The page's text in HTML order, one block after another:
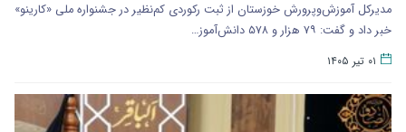
مدیرکل آموزش‌وپرورش خوزستان از ثبت رکوردی کم‌نظیر در جشنواره ملی «کارینو»
خبر داد و گفت: ۷۹ هزار و ۵۷۸ دانش‌آموز…
۰۱ تیر ۱۴۰۵